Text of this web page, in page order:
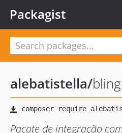
Packagist
alebatistella/
Pacote de integração